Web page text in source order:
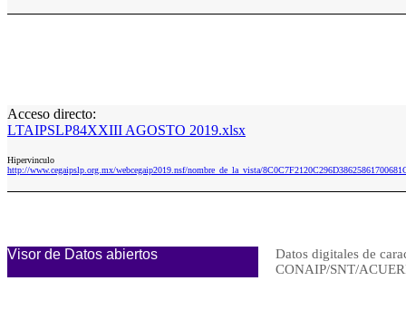
Acceso directo:
LTAIPSLP84XXIII AGOSTO 2019.xlsx
Hipervinculo
http://www.cegaipslp.org.mx/webcegaip2019.nsf/nombre_de_la_vista/
Visor de Datos abiertos
Datos digitales de
CONAIP/SNT/